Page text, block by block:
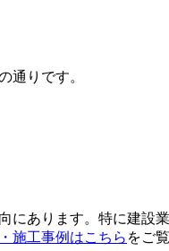
通りです。
あります。特に建設
施工事例はこちら をご